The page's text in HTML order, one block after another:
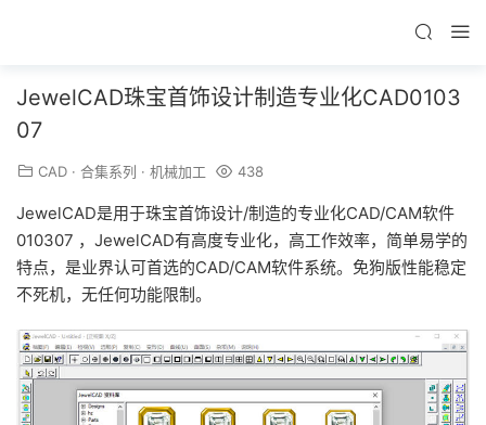
JewelCAD珠宝首饰设计制造专业化CAD0103
07
CAD · 合集系列 · 机械加工 438
JewelCAD是用于珠宝首饰设计/制造的专业化CAD/CAM软件
010307 ，JewelCAD有高度专业化，高工作效率，简单易学的
特点，是业界认可首选的CAD/CAM软件系统。免狗版性能稳定
不死机，无任何功能限制。